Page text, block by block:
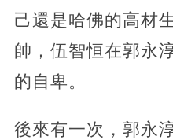
己還是哈佛的高材
帥，伍智恒在郭永
的自卑。
後來有一次，郭永